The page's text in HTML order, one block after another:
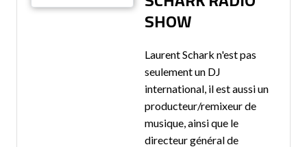
SHOW
Laurent Schark n'est pas
seulement un DJ
international, il est aussi un
producteur/remixeur de
musique, ainsi que le
directeur général de